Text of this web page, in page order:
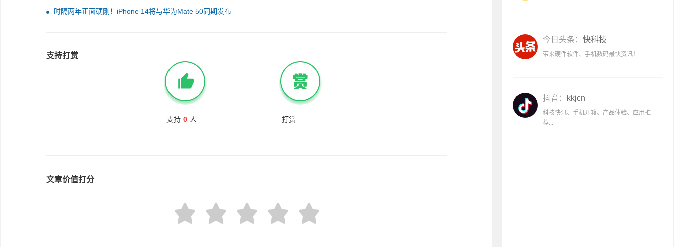
时隔两年正面硬刚！iPhone 14将与华为Mate 50同期发布
支持打赏
支持 0 人 打赏
文章价值打分
今日头条： 快科技
带来硬件软件、手机数码最快资讯！
抖音： kkjcn
科技快讯、手机开箱、产品体验、应用推
荐...